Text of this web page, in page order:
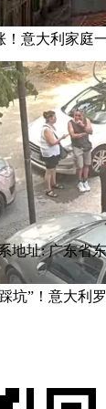
！意大利家庭
坑”！意大利
地址: 广东省